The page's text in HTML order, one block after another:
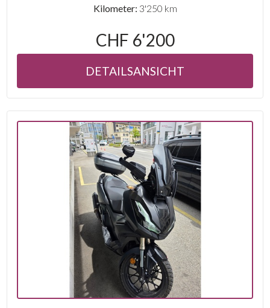
Kilometer: 3'250 km
CHF 6'200
DETAILSANSICHT